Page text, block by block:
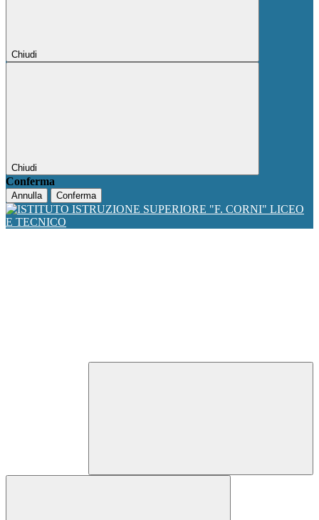
Chiudi
Chiudi
Conferma
Annulla Conferma